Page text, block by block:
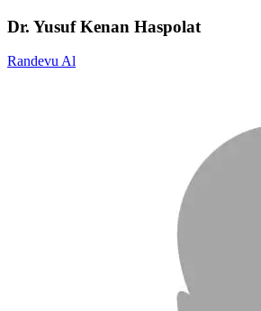
Dr. Yusuf Kenan Haspolat
Randevu Al